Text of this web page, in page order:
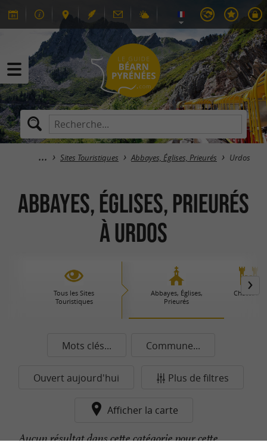
Sites Touristiques Abbayes, Églises, Prieurés Urdos
Abbayes, Églises, Prieurés
à Urdos
Tous les Sites
Touristiques
Abbayes, Églises,
Prieurés
Châteaux
Mots clés... Commune...
Ouvert aujourd'hui Plus de filtres
Afficher la carte
Aucun résultat dans cette catégorie pour cette